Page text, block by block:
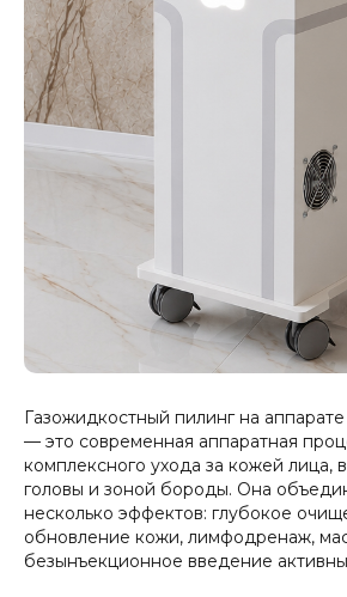
Газожидкостный пилинг на
— это современная аппаратная
комплексного ухода за кожей лица,
головы и зоной бороды. Она
несколько эффектов: глубокое
обновление кожи, лимфодренаж,
безынъекционное введение